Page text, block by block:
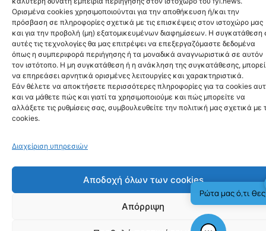
Η δίκη δεν αναμένεται να δώσει οριστική απάντηση στο
ποιος τράβηξε τη σκανδάλη. Ο Anderson θεωρούνταν
επί χρόνια βασικός ύποπτος, αλλά δεν κατηγορήθηκε
ποτέ και σκοτώθηκε το 1998. Παράλληλα, μαρτυρία
ενώπιον σώματος ενόρκων έχει κατονομάσει ως
σκοπευτή τον Deandrae “Freaky” Smith, επίσης επιβάτη
της Cadillac. Και οι τρεις άνδρες που βρίσκονταν στο
όχημα μαζί με τον Davis έχουν πλέον πεθάνει.
Στη διάρκεια της δίκης, οι εισαγγελείς αναμένεται να
καλέσουν 35 έως 45 μάρτυρες, από ανθρώπους που
είδαν τον Tupac λίγο πριν από την επίθεση έως
ράπερ όσο και του Davis.
Πηγή:Associated Press